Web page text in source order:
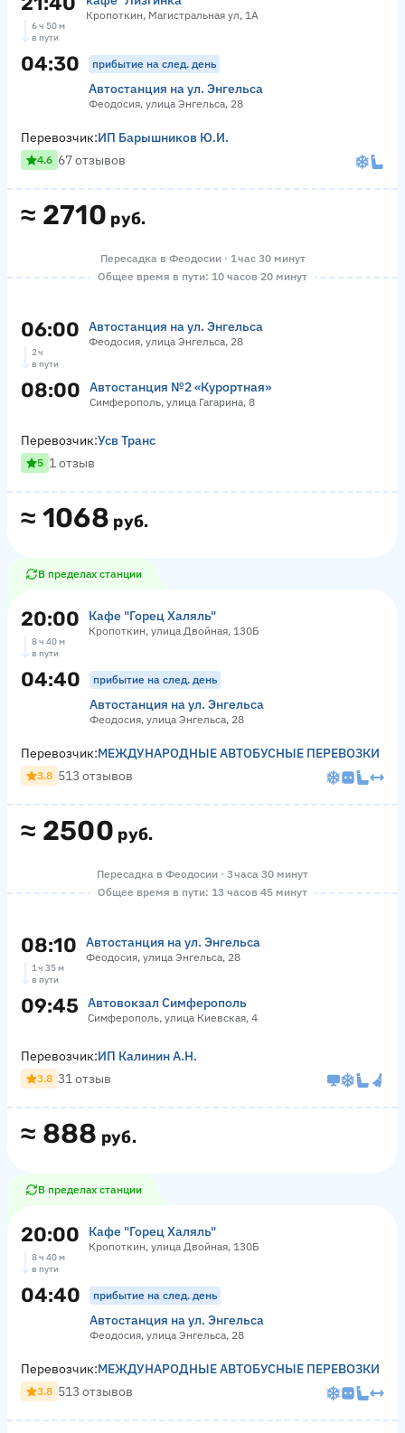
Кропоткин, Магистральная ул, 1А
6 ч 50 м
в пути
04:30 прибытие на след. день
Автостанция на ул. Энгельса
Феодосия, улица Энгельса, 28
≈ 2710 руб.
Перевозчик:ИП Барышников Ю.И.
4.6 67 отзывов
Пересадка в Феодосии · 1 час 30 минут
Общее время в пути: 10 часов 20 минут
06:00 Автостанция на ул. Энгельса
Феодосия, улица Энгельса, 28
2 ч
в пути
08:00 Автостанция №2 «Курортная»
Симферополь, улица Гагарина, 8
≈ 1068 руб.
Перевозчик:Усв Транс
5 1 отзыв
В пределах станции
20:00 Кафе "Горец Халяль"
Кропоткин, улица Двойная, 130Б
8 ч 40 м
в пути
04:40 прибытие на след. день
Автостанция на ул. Энгельса
Феодосия, улица Энгельса, 28
≈ 2500 руб.
Перевозчик:МЕЖДУНАРОДНЫЕ АВТОБУСНЫЕ ПЕРЕВОЗКИ
3.8 513 отзывов
Пересадка в Феодосии · 3 часа 30 минут
Общее время в пути: 13 часов 45 минут
08:10 Автостанция на ул. Энгельса
Феодосия, улица Энгельса, 28
1 ч 35 м
в пути
09:45 Автовокзал Симферополь
Симферополь, улица Киевская, 4
≈ 888 руб.
Перевозчик:ИП Калинин А.Н.
3.8 31 отзыв
В пределах станции
20:00 Кафе "Горец Халяль"
Кропоткин, улица Двойная, 130Б
8 ч 40 м
в пути
04:40 прибытие на след. день
Автостанция на ул. Энгельса
Феодосия, улица Энгельса, 28
Перевозчик:МЕЖДУНАРОДНЫЕ АВТОБУСНЫЕ ПЕРЕВОЗКИ
3.8 513 отзывов